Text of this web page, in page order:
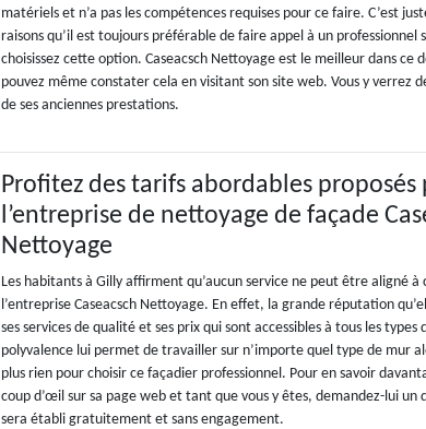
matériels et n’a pas les compétences requises pour ce faire. C’est
raisons qu’il est toujours préférable de faire appel à un professionnel
choisissez cette option. Caseacsch Nettoyage est le meilleur dans ce
pouvez même constater cela en visitant son site web. Vous y verrez
de ses anciennes prestations.
Profitez des tarifs abordables proposés
l’entreprise de nettoyage de façade
Nettoyage
Les habitants à Gilly affirment qu’aucun service ne peut être aligné
l’entreprise Caseacsch Nettoyage. En effet, la grande réputation
ses services de qualité et ses prix qui sont accessibles à tous les types
polyvalence lui permet de travailler sur n’importe quel type de mur
plus rien pour choisir ce façadier professionnel. Pour en savoir
coup d’œil sur sa page web et tant que vous y êtes, demandez-lui un
sera établi gratuitement et sans engagement.